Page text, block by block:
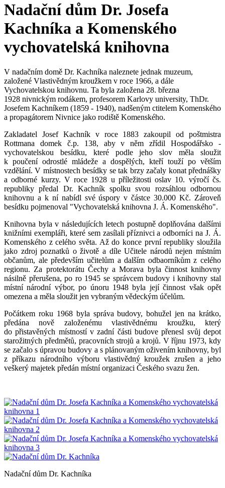
Nadační dům Dr. Josefa
Kachníka a Komenského
vychovatelská knihovna
V nadačním domě Dr. Kachníka naleznete jednak muzeum,
založené Vlastivědným kroužkem v roce 1966, a dále
Vychovatelskou knihovnu. Ta byla založena 28. března
1928 nivnickým rodákem, profesorem Karlovy university, ThDr.
Josefem Kachníkem (1859 - 1940), nadšeným ctitelem Komenského
a propagátorem Nivnice jako rodiště Komenského.
Zakladatel Josef Kachník v roce 1883 zakoupil od poštmistra
Rottmana domek č.p. 138, aby v něm zřídil Hospodářsko -
vychovatelskou besídku, které podle jeho slov měla sloužit
k poučení odrostlé mládeže a dospělých, kteří touží po větším
vzdělání. V místnostech besídky se tak brzy začaly konat přednášky
a odborné kurzy. V roce 1928 u příležitosti oslav 10. výročí čs.
republiky předal Dr. Kachník spolku svou rozsáhlou odbornou
knihovnu a k ní nabídl své úspory v částce 30.000 Kč. Zároveň
besídku pojmenoval "Vychovatelská knihovna J. Á. Komenského".
Knihovna byla v následujících letech postupně doplňována dalšími
knižními exempláři, které sem zasílali příznivci a odborníci na J. Á.
Komenského z celého světa. Až do konce první republiky sloužila
jako zdroj poznatků o životě a díle Učitele národů nejen místním
občanům, ale především učitelům a dalším odbaorníkům z celého
regionu. Za protektorátu Čechy a Morava byla činnost knihovny
násilně přerušena, po ro 1945 se správcem budovy i knihovny stal
místní národní výbor, po únoru 1948 byla její činnost však opět
omezena a měla sloužit jen vybraným vědeckým účelům.
Počátkem roku 1968 byla správa budovy, bohužel jen na krátko,
předána nově založenému vlastivědnému kroužku, který
do přistavěných místností v zadní části budove přenesl svůj depot
starožitných předmětů, pracovních strojů a krojů. V říjnu 1973, kdy
se začalo s úpravou budovy a s plánovaným oživením knihovny, byl
z příkazu národního výboru vlastivědný kroužek zrušen a jeho
veškerý majetek předán místní organizaci Českého svazu žen.
Nadační dům Dr. Kachníka